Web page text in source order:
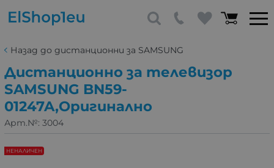
Назад до дистанционни за SAMSUNG
Дистанционно за телевизор
SAMSUNG BN59-
01247A,Оригинално
Арт.№: 3004
НЕНАЛИЧЕН